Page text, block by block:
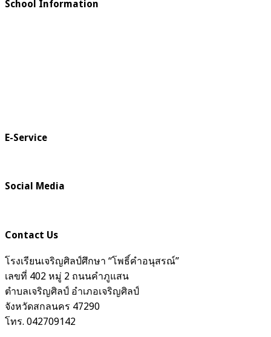
School Information
E-Service
Social Media
Contact Us
โรงเรียนเจริญศิลป์ศึกษา “โพธิ์คำอนุสรณ์”
เลขที่ 402 หมู่ 2 ถนนคำภูแสน
ตำบลเจริญศิลป์ อำเภอเจริญศิลป์
จังหวัดสกลนคร 47290
โทร. 042709142